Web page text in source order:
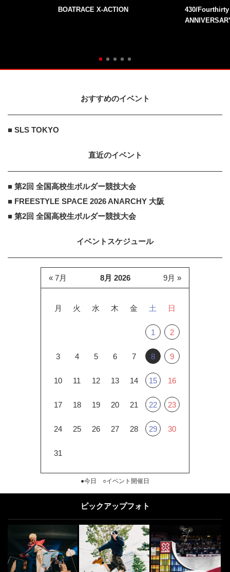
BOATRACE X-ACTION
430/
おすすめのイベント
■ SLS TOKYO
直近のイベント
■ 第2回 全国高校生ボルダー競技大会
■ FREESTYLE SPACE 2026 ANARCHY 大阪
■ 第2回 全国高校生ボルダー競技大会
イベントスケジュール
8月 2026
月 火 水 木 金 土 日
1 2
3 4 5 6 7 8 9
10 11 12 13 14 15 16
17 18 19 20 21 22 23
24 25 26 27 28 29 30
31
« 7月 9月 »
●今日 ○イベント開催日
ピックアップフォト